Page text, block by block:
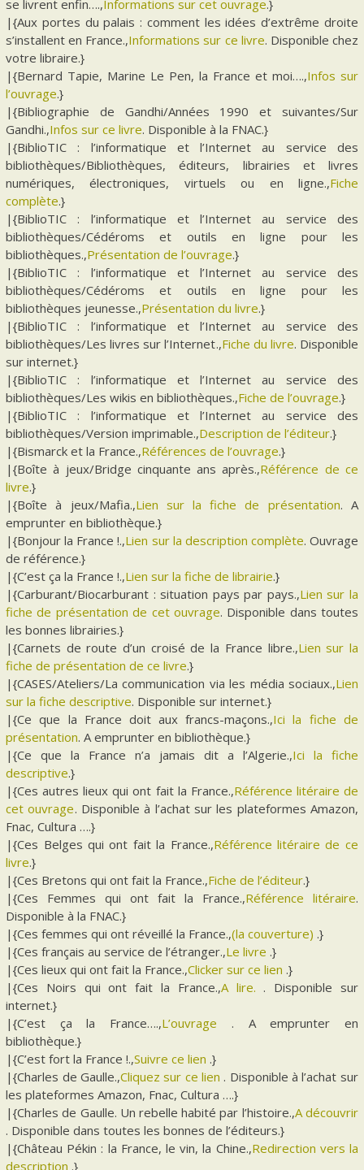
se livrent enfin….,Informations sur cet ouvrage.}
|{Aux portes du palais : comment les idées d’extrême droite
s’installent en France.,Informations sur ce livre. Disponible chez
votre libraire.}
|{Bernard Tapie, Marine Le Pen, la France et moi….,Infos sur
l’ouvrage.}
|{Bibliographie de Gandhi/Années 1990 et suivantes/Sur
Gandhi.,Infos sur ce livre. Disponible à la FNAC.}
|{BiblioTIC : l’informatique et l’Internet au service des
bibliothèques/Bibliothèques, éditeurs, librairies et livres
numériques, électroniques, virtuels ou en ligne.,Fiche
complète.}
|{BiblioTIC : l’informatique et l’Internet au service des
bibliothèques/Cédéroms et outils en ligne pour les
bibliothèques.,Présentation de l’ouvrage.}
|{BiblioTIC : l’informatique et l’Internet au service des
bibliothèques/Cédéroms et outils en ligne pour les
bibliothèques jeunesse.,Présentation du livre.}
|{BiblioTIC : l’informatique et l’Internet au service des
bibliothèques/Les livres sur l’Internet.,Fiche du livre. Disponible
sur internet.}
|{BiblioTIC : l’informatique et l’Internet au service des
bibliothèques/Les wikis en bibliothèques.,Fiche de l’ouvrage.}
|{BiblioTIC : l’informatique et l’Internet au service des
bibliothèques/Version imprimable.,Description de l’éditeur.}
|{Bismarck et la France.,Références de l’ouvrage.}
|{Boîte à jeux/Bridge cinquante ans après.,Référence de ce
livre.}
|{Boîte à jeux/Mafia.,Lien sur la fiche de présentation. A
emprunter en bibliothèque.}
|{Bonjour la France !.,Lien sur la description complète. Ouvrage
de référence.}
|{C’est ça la France !.,Lien sur la fiche de librairie.}
|{Carburant/Biocarburant : situation pays par pays.,Lien sur la
fiche de présentation de cet ouvrage. Disponible dans toutes
les bonnes librairies.}
|{Carnets de route d’un croisé de la France libre.,Lien sur la
fiche de présentation de ce livre.}
|{CASES/Ateliers/La communication via les média sociaux.,Lien
sur la fiche descriptive. Disponible sur internet.}
|{Ce que la France doit aux francs-maçons.,Ici la fiche de
présentation. A emprunter en bibliothèque.}
|{Ce que la France n’a jamais dit a l’Algerie.,Ici la fiche
descriptive.}
|{Ces autres lieux qui ont fait la France.,Référence litéraire de
cet ouvrage. Disponible à l’achat sur les plateformes Amazon,
Fnac, Cultura ….}
|{Ces Belges qui ont fait la France.,Référence litéraire de ce
livre.}
|{Ces Bretons qui ont fait la France.,Fiche de l’éditeur.}
|{Ces Femmes qui ont fait la France.,Référence litéraire.
Disponible à la FNAC.}
|{Ces femmes qui ont réveillé la France.,(la couverture) .}
|{Ces français au service de l’étranger.,Le livre .}
|{Ces lieux qui ont fait la France.,Clicker sur ce lien .}
|{Ces Noirs qui ont fait la France.,A lire. . Disponible sur
internet.}
|{C’est ça la France….,L’ouvrage . A emprunter en
bibliothèque.}
|{C’est fort la France !.,Suivre ce lien .}
|{Charles de Gaulle.,Cliquez sur ce lien . Disponible à l’achat sur
les plateformes Amazon, Fnac, Cultura ….}
|{Charles de Gaulle. Un rebelle habité par l’histoire.,A découvrir
. Disponible dans toutes les bonnes de l’éditeurs.}
|{Château Pékin : la France, le vin, la Chine.,Redirection vers la
description .}